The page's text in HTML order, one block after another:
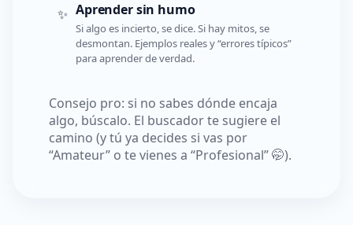
✨ Aprender sin humo
Si algo es incierto, se dice. Si hay mitos, se
desmontan. Ejemplos reales y “errores típicos”
para aprender de verdad.
Consejo pro: si no sabes dónde encaja
algo, búscalo. El buscador te sugiere el
camino (y tú ya decides si vas por
“Amateur” o te vienes a “Profesional” 🤭).